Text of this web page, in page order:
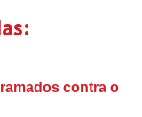
contra o